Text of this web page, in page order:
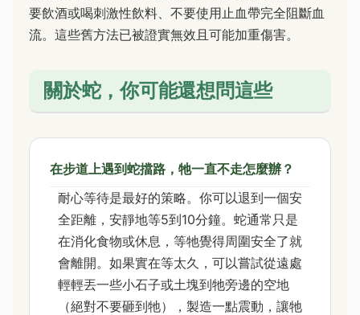
要飲酒或喝刺激性飲料、不要使用止血帶完全阻斷血
流。這些舊方法已被證實無效且可能加重傷害。
關於蛇，你可能還想問這些
在步道上遇到蛇擋路，牠一直不走怎麼辦？
耐心等待是最好的策略。你可以退到一個安
全距離，安靜地等5到10分鐘。蛇通常只是
在消化食物或休息，等牠覺得周圍安全了就
會離開。如果實在等太久，可以嘗試從遠處
輕輕丟一些小石子或土塊到牠旁邊的空地
（絕對不要砸到牠），製造一點震動，讓牠